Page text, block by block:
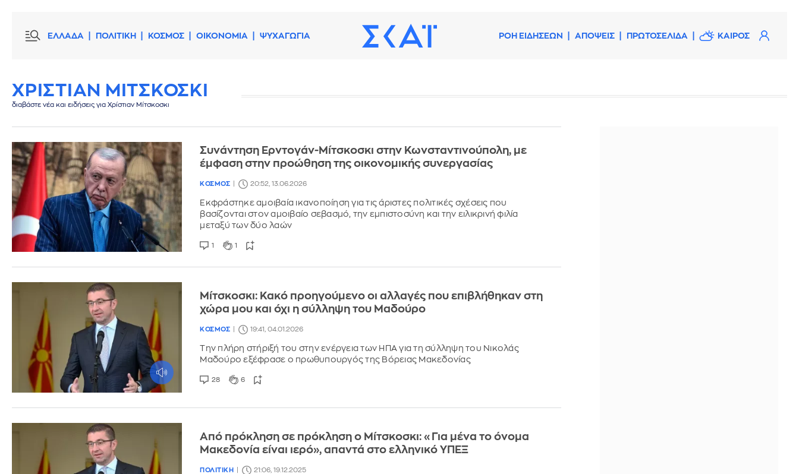
ΕΛΛΑΔΑ ΠΟΛΙΤΙΚΗ ΚΟΣΜΟΣ ΟΙΚΟΝΟΜΙΑ ΨΥΧΑΓΩΓΙΑ ΡΟΗ ΕΙΔΗΣΕΩΝ ΑΠΟΨΕΙΣ ΠΡΩΤΟΣΕΛΙΔΑ ΚΑΙΡΟΣ
ΧΡΙΣΤΙΑΝ ΜΙΤΣΚΟΣΚΙ
διαβάστε νέα και ειδήσεις για Χρίστιαν Μίτσκοσκι
Συνάντηση Ερντογάν-Μίτσκοσκι στην Κωνσταντινούπολη, με
έμφαση στην προώθηση της οικονομικής συνεργασίας
ΚΟΣΜΟΣ 20:52, 13.06.2026
Εκφράστηκε αμοιβαία ικανοποίηση για τις άριστες πολιτικές σχέσεις που
βασίζονται στον αμοιβαίο σεβασμό, την εμπιστοσύνη και την ειλικρινή φιλία
μεταξύ των δύο λαών
1 1
Μίτσκοσκι: Κακό προηγούμενο οι αλλαγές που επιβλήθηκαν στη
χώρα μου και όχι η σύλληψη του Μαδούρο
ΚΟΣΜΟΣ 19:41, 04.01.2026
Την πλήρη στήριξή του στην ενέργεια των ΗΠΑ για τη σύλληψη του Νικολάς
Μαδούρο εξέφρασε ο πρωθυπουργός της Βόρειας Μακεδονίας
28 6
Από πρόκληση σε πρόκληση ο Μίτσκοσκι: «Για μένα το όνομα
Μακεδονία είναι ιερό», απαντά στο ελληνικό ΥΠΕΞ
ΠΟΛΙΤΙΚΗ 21:06, 19.12.2025